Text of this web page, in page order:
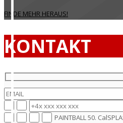
FINDE MEHR HERAUS!
KONTAKT
PAINTBALL 50. Cal